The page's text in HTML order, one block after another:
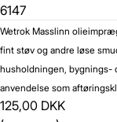
6147
Wetrok Masslinn
fint støv og andre løse
husholdningen, bygnings-
anvendelse som
125,00 DKK